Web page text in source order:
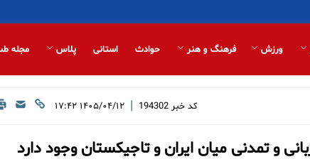
ورزش فرهنگ و هنر حوادث استانی پلاس مجله
کد خبر 194302
| ۱۴۰۵/۰۴/۱۲ ۱۷:۴۲
و تمدنی میان ایران و تاجیکستان وجود دارد